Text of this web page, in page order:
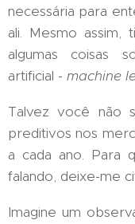
necessária para
ali. Mesmo
algumas coisas
artificial - machine
Talvez você não
preditivos nos
a cada ano. Para
falando, deixe-me
Imagine um